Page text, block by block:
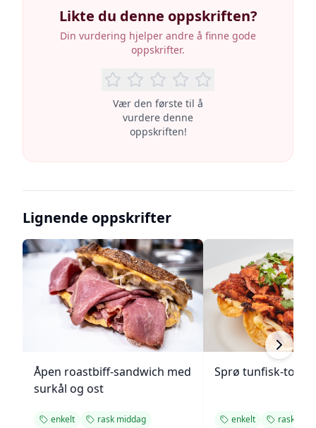
Likte du denne oppskriften?
Din vurdering hjelper andre å finne gode
oppskrifter.
Vær den første til å
vurdere denne
oppskriften!
Lignende oppskrifter
Åpen roastbiff-sandwich med
surkål og ost
enkelt rask middag
Sprø tunfisk-
enkelt rask